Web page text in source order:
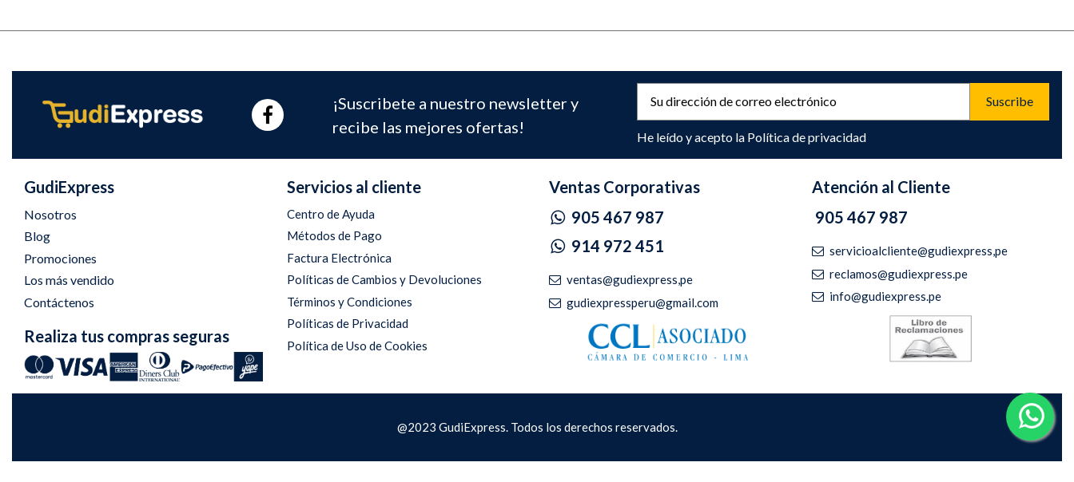
¡Suscribete a nuestro newsletter y
recibe las mejores ofertas!
He leído y acepto la Política de privacidad
GudiExpress
Nosotros
Blog
Promociones
Los más vendido
Contáctenos
Realiza tus compras seguras
Servicios al cliente
Centro de Ayuda
Métodos de Pago
Factura Electrónica
Políticas de Cambios y Devoluciones
Términos y Condiciones
Políticas de Privacidad
Política de Uso de Cookies
Ventas Corporativas
905 467 987
914 972 451
ventas@gudiexpress,pe
gudiexpressperu@gmail.com
Atención al Cliente
905 467 987
servicioalcliente@gudiexpress,pe
reclamos@gudiexpress.pe
info@gudiexpress.pe
@2023 GudiExpress. Todos los derechos reservados.